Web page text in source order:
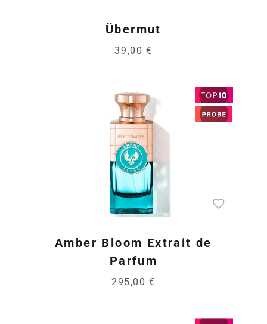
Übermut
39,00 €
Amber Bloom Extrait de
Parfum
295,00 €